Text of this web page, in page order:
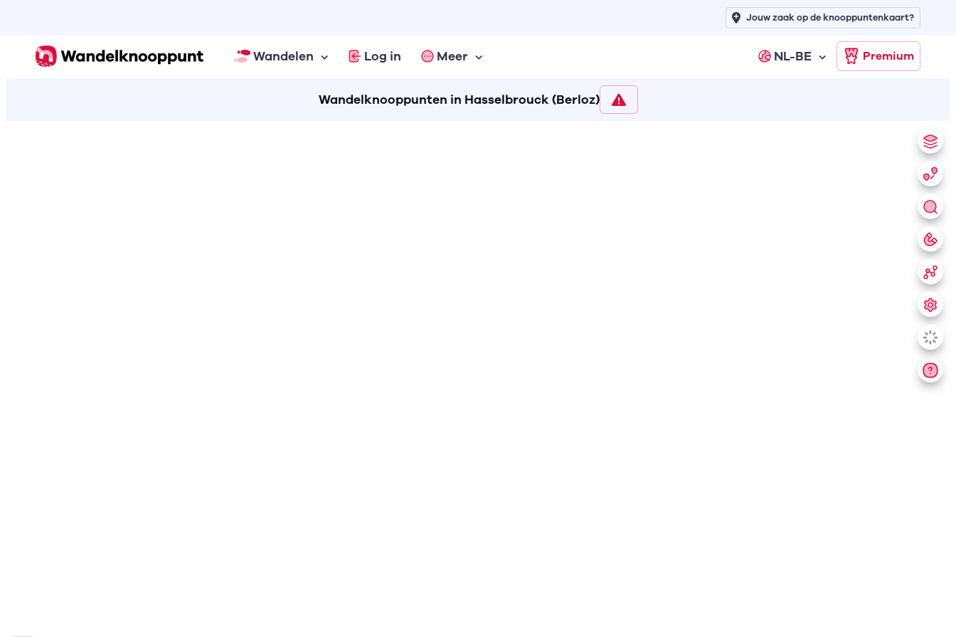
Wandelen Log in Meer NL-BE Premium
Jouw zaak op de knooppuntenkaart?
Wandelknooppunten in Hasselbrouck (Berloz)